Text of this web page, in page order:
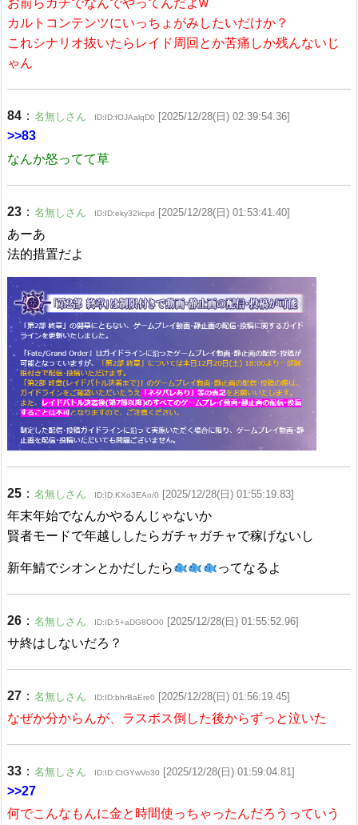
お前らガチでなんでやってんだよw
カルトコンテンツにいっちょがみしたいだけか？
これシナリオ抜いたらレイド周回とか苦痛しか残んないじ
ゃん
84 ： 名無しさん ID:ID:fOJAalqD0 [2025/12/28(日) 02:39:54.36]
>>83
なんか怒ってて草
23 ： 名無しさん ID:ID:eky32kcpd [2025/12/28(日) 01:53:41.40]
あーあ
法的措置だよ
25 ： 名無しさん ID:ID:KXo3EAo/0 [2025/12/28(日) 01:55:19.83]
年末年始でなんかやるんじゃないか
賢者モードで年越ししたらガチャガチャで稼げないし
新年鯖でシオンとかだしたら ってなるよ
26 ： 名無しさん ID:ID:5+aDG8OO0 [2025/12/28(日) 01:55:52.96]
サ終はしないだろ？
27 ： 名無しさん ID:ID:bhrBaEre0 [2025/12/28(日) 01:56:19.45]
なぜか分からんが、ラスボス倒した後からずっと泣いた
33 ： 名無しさん ID:ID:CtGYwVo30 [2025/12/28(日) 01:59:04.81]
>>27
何でこんなもんに金と時間使っちゃったんだろうっていう